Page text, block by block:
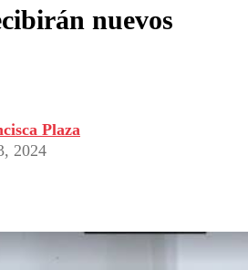
nuevos
Plaza
2024